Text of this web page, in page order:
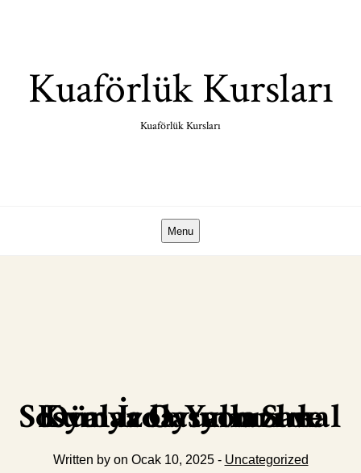
Kuaförlük Kursları
Kuaförlük Kursları
Menu
Kumar Oyunları ve Sosyal İzolasyon Sanal Dünyada Yalnızlık
Written by on Ocak 10, 2025 - Uncategorized